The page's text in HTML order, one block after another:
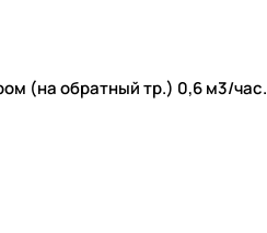
(на обратный тр.) 0,6 м3/час.